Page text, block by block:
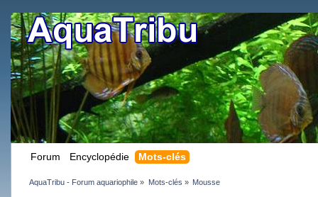
Forum Encyclopédie Mots-clés
AquaTribu - Forum aquariophile » Mots-clés » Mousse